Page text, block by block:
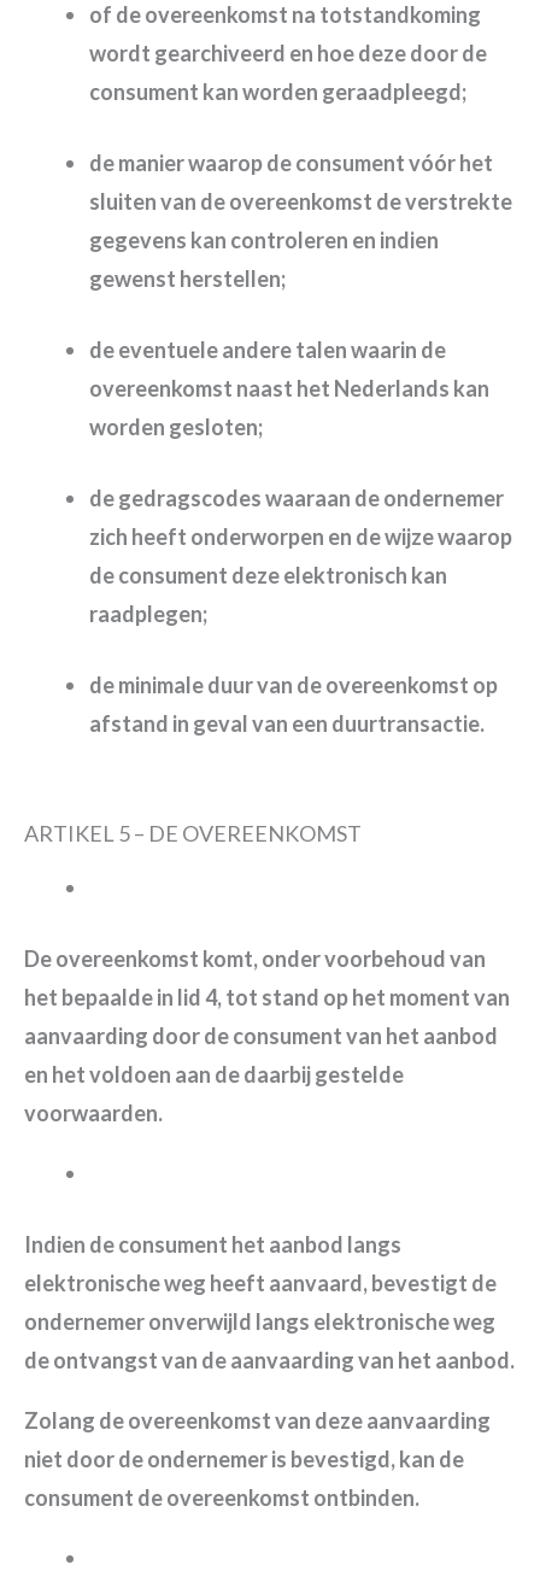
of de overeenkomst na totstandkoming
wordt gearchiveerd en hoe deze door de
consument kan worden geraadpleegd;
de manier waarop de consument vóór het
sluiten van de overeenkomst de verstrekte
gegevens kan controleren en indien
gewenst herstellen;
de eventuele andere talen waarin de
overeenkomst naast het Nederlands kan
worden gesloten;
de gedragscodes waaraan de ondernemer
zich heeft onderworpen en de wijze waarop
de consument deze elektronisch kan
raadplegen;
de minimale duur van de overeenkomst op
afstand in geval van een duurtransactie.
ARTIKEL 5 – DE OVEREENKOMST
De overeenkomst komt, onder voorbehoud van
het bepaalde in lid 4, tot stand op het moment van
aanvaarding door de consument van het aanbod
en het voldoen aan de daarbij gestelde
voorwaarden.
Indien de consument het aanbod langs
elektronische weg heeft aanvaard, bevestigt de
ondernemer onverwijld langs elektronische weg
de ontvangst van de aanvaarding van het aanbod.
Zolang de overeenkomst van deze aanvaarding
niet door de ondernemer is bevestigd, kan de
consument de overeenkomst ontbinden.